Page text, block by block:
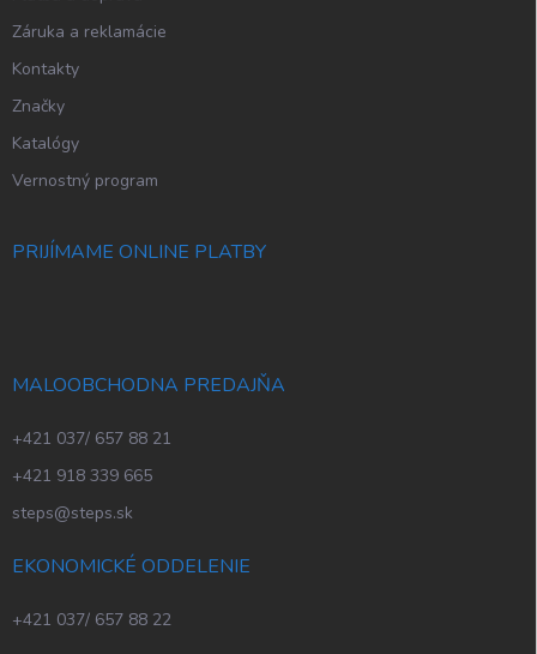
Záruka a reklamácie
Kontakty
Značky
Katalógy
Vernostný program
PRIJÍMAME ONLINE PLATBY
MALOOBCHODNA PREDAJŇA
+421 037/ 657 88 21
+421 918 339 665
steps@steps.sk
EKONOMICKÉ ODDELENIE
+421 037/ 657 88 22